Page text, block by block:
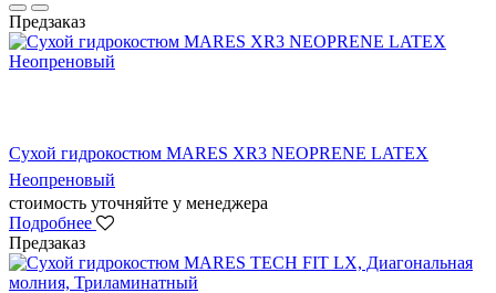
Предзаказ
Сухой гидрокостюм MARES XR3 NEOPRENE LATEX
Неопреновый
стоимость уточняйте у менеджера
Подробнее
Предзаказ